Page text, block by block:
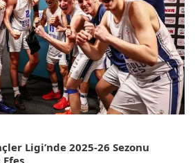
Ligi’nde 2025-26 Sezonu